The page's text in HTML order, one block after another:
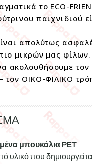
το ECO-
παιχνιδιού
απολύτως
μικρών μας φίλων.
ακολουθήσουμε τον
τον ΟΙΚΟ-ΦΙΛΙΚΟ
μπουκάλια PET
υλικό που